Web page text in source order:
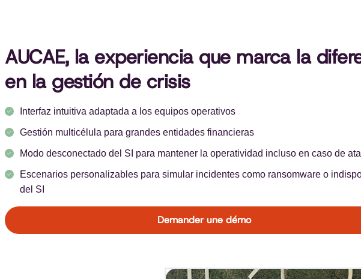
AUCAE, la experiencia que marca la
en la gestión de crisis
Interfaz intuitiva adaptada a los equipos operativos
Gestión multicélula para grandes entidades financieras
Modo desconectado del SI para mantener la operatividad incluso en caso de
Escenarios personalizables para simular incidentes como ransomware o
del SI
Demander une démo